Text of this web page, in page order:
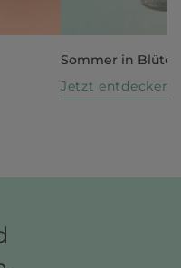
Sommer in Blüte
Jetzt entdecken